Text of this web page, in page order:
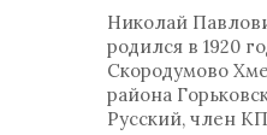
Николай
родился в 1920
Скородумово
района
Русский, член